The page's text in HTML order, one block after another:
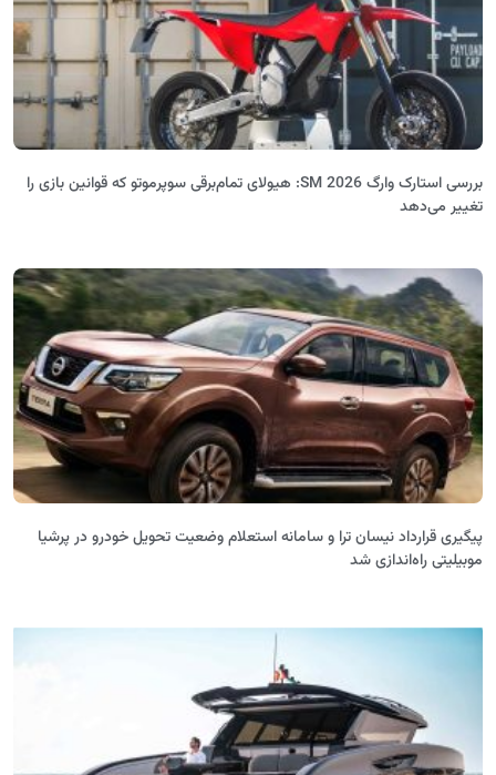
بررسی استارک وارگ SM 2026: هیولای تمام‌برقی سوپرموتو که قوانین بازی را
تغییر می‌دهد
پیگیری قرارداد نیسان ترا و سامانه استعلام وضعیت تحویل خودرو در پرشیا
موبیلیتی راه‌اندازی شد